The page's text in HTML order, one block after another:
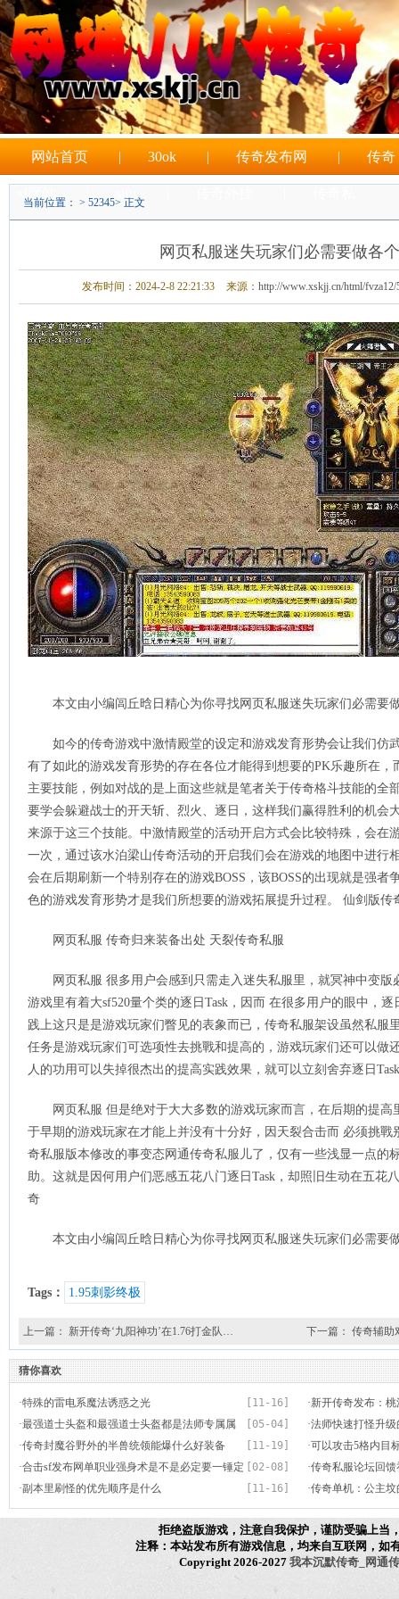
网站首页 | 30ok | 传奇发布网 | 传奇
当前位置： > 52345> 正文
网页私服迷失玩家们必需要做各
发布时间：2024-2-8 22:21:33 来源： http://www.xskjj.cn/html/fvza12/
本文由小编闾丘晗日精心为你寻找网页私服迷失玩家们必需要
如今的传奇游戏中激情殿堂的设定和游戏发育形势会让我们仿
有了如此的游戏发育形势的存在各位才能得到想要的PK乐趣所在
主要技能，例如对战的是上面这些就是笔者关于传奇格斗技能的全
要学会躲避战士的开天斩、烈火、逐日，这样我们赢得胜利的机会
来源于这三个技能。中激情殿堂的活动开启方式会比较特殊，会在
一次，通过该水泊梁山传奇活动的开启我们会在游戏的地图中进行
会在后期刷新一个特别存在的游戏BOSS，该BOSS的出现就是强者
色的游戏发育形势才是我们所想要的游戏拓展提升过程。 仙剑版传
网页私服 传奇归来装备出处 天裂传奇私服
网页私服 很多用户会感到只需走入迷失私服里，就冥神中变
游戏里有着大sf520量个类的逐日Task，因而 在很多用户的眼中，
践上这只是是游戏玩家们瞥见的表象而已，传奇私服架设虽然私服
任务是游戏玩家们可选项性去挑戰和提高的，游戏玩家们还可以做
人的功用可以失掉很杰出的提高实践效果，就可以立刻舍弃逐日
网页私服 但是绝对于大大多数的游戏玩家而言，在后期的提高
于早期的游戏玩家在才能上并没有十分好，因天裂合击而 必须挑戰
奇私服版本修改的事变态网通传奇私服儿了，仅有一些浅显一点的
助。这就是因何用户们恶感五花八门逐日Task，却照旧生动在五花
奇
本文由小编闾丘晗日精心为你寻找网页私服迷失玩家们必需要
Tags： 1.95刺影终极
上一篇： 新开传奇‘九阳神功’在1.76打金队… 下一篇： 传奇辅助
猜你喜欢
[11-16]
·特殊的雷电系魔法诱惑之光 ·新开传奇发布：
清吗
[05-04]
·最强道士头盔和最强道士头盔都是法师专属属
性
·法师快速打怪升
[11-19]
·传奇封魔谷野外的半兽统领能爆什么好装备 ·可以攻击5格内目
[02-08]
·合击sf发布网单职业强身术是不是必定要一锤定
音
·传奇私服论坛回
性
[11-16]
·副本里刷怪的优先顺序是什么 ·传奇单机：公主
三龙卫救场
拒绝盗版游戏，注意自我保护，谨防受骗上当
注释：本站发布所有游戏信息，均来自互联网，如
Copyright 2026-2027 我本沉默传奇_网通